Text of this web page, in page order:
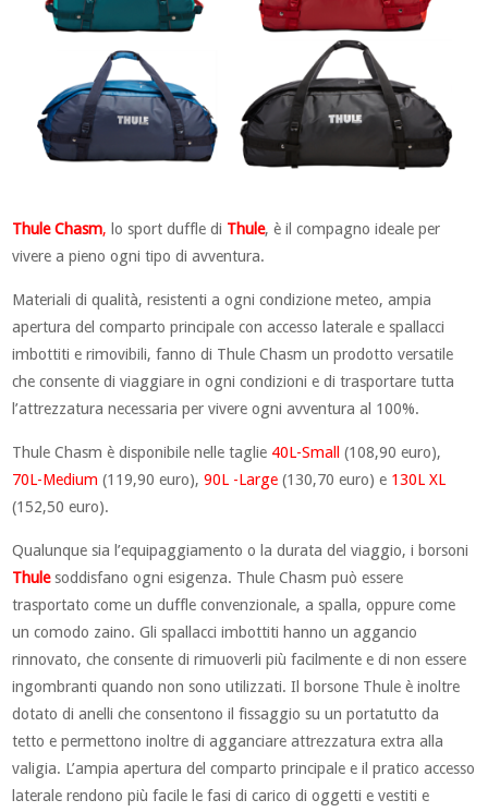
Thule Chasm, lo sport duffle di Thule, è il compagno ideale per
vivere a pieno ogni tipo di avventura.
Materiali di qualità, resistenti a ogni condizione meteo, ampia
apertura del comparto principale con accesso laterale e spallacci
imbottiti e rimovibili, fanno di Thule Chasm un prodotto versatile
che consente di viaggiare in ogni condizioni e di trasportare tutta
l’attrezzatura necessaria per vivere ogni avventura al 100%.
Thule Chasm è disponibile nelle taglie 40L-Small(108,90 euro),
70L-Medium (119,90 euro),90L -Large (130,70 euro) e 130L XL
(152,50 euro).
Qualunque sia l’equipaggiamento o la durata del viaggio, i borsoni
Thulesoddisfano ogni esigenza. Thule Chasm può essere
trasportato come un duffle convenzionale, a spalla, oppure come
un comodo zaino. Gli spallacci imbottiti hanno un aggancio
rinnovato, che consente di rimuoverli più facilmente e di non essere
ingombranti quando non sono utilizzati. Il borsone Thule è inoltre
dotato di anelli che consentono il fissaggio su un portatutto da
tetto e permettono inoltre di agganciare attrezzatura extra alla
valigia. L’ampia apertura del comparto principale e il pratico accesso
laterale rendono più facile le fasi di carico di oggetti e vestiti e